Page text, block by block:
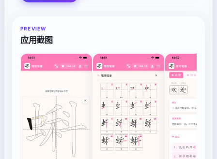
PREVIEW
应用截图